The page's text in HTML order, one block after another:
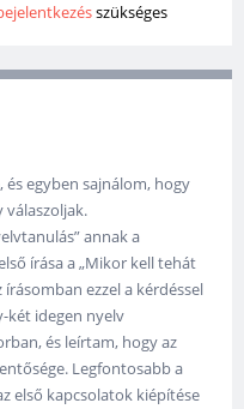
szükséges
egyben sajnálom, hogy
válaszoljak.
annak a
írása a „Mikor kell tehát
írásomban ezzel a kérdéssel
két idegen nyelv
és leírtam, hogy az
Legfontosabb a
első kapcsolatok kiépítése